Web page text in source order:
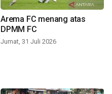
Arema FC menang atas
DPMM FC
Jumat, 31 Juli 2026